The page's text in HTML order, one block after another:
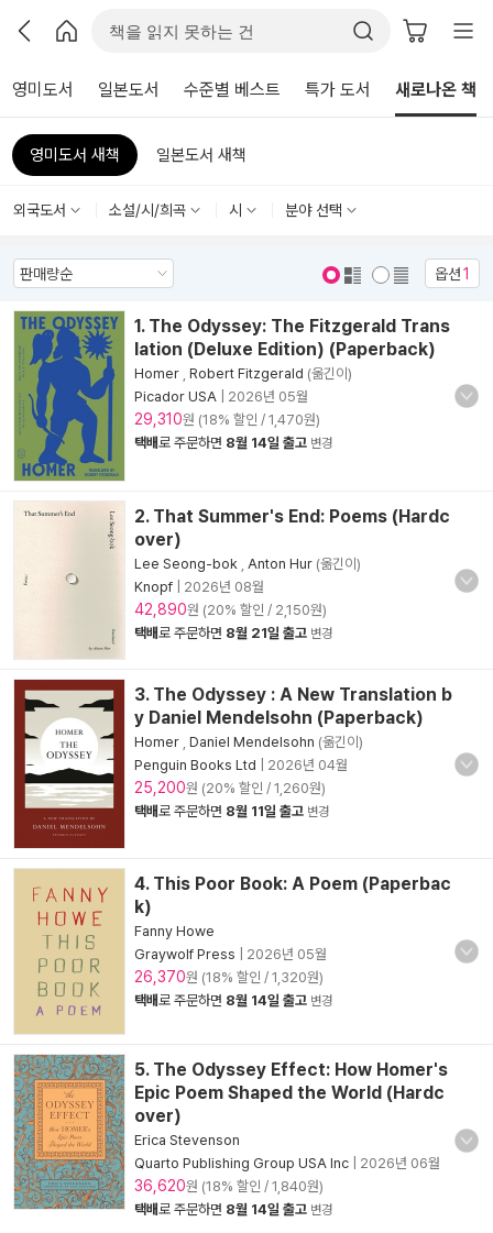
영미도서 일본도서 수준별 베스트 특가 도서 새로나온 책
영미도서 새책 일본도서 새책
외국도서 소설/시/희곡 시 분야 선택
옵션1
1. The Odyssey: The Fitzgerald Trans
lation (Deluxe Edition) (Paperback)
Homer Robert Fitzgerald (옮긴이)
Picador USA
2026년 05월
29,310원 (18% 할인 / 1,470원)
택배로 주문하면 8월 14일 출고 변경
2. That Summer's End: Poems (Hardc
over)
Lee Seong-bok Anton Hur (옮긴이)
Knopf
2026년 08월
42,890원 (20% 할인 / 2,150원)
택배로 주문하면 8월 21일 출고 변경
3. The Odyssey : A New Translation b
y Daniel Mendelsohn (Paperback)
Homer Daniel Mendelsohn (옮긴이)
Penguin Books Ltd
2026년 04월
25,200원 (20% 할인 / 1,260원)
택배로 주문하면 8월 11일 출고 변경
4. This Poor Book: A Poem (Paperbac
k)
Fanny Howe
Graywolf Press
2026년 05월
26,370원 (18% 할인 / 1,320원)
택배로 주문하면 8월 14일 출고 변경
5. The Odyssey Effect: How Homer's
Epic Poem Shaped the World (Hardc
over)
Erica Stevenson
Quarto Publishing Group USA Inc
2026년 06월
36,620원 (18% 할인 / 1,840원)
택배로 주문하면 8월 14일 출고 변경